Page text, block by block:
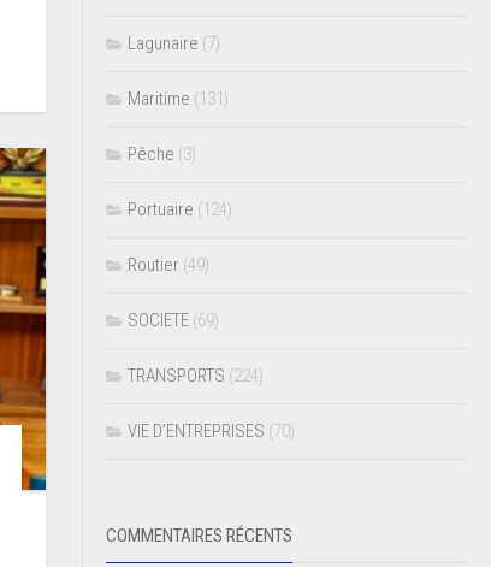
Lagunaire (7)
Maritime (131)
Pêche (3)
Portuaire (124)
Routier (49)
SOCIETE (69)
TRANSPORTS (224)
VIE D’ENTREPRISES (70)
COMMENTAIRES RÉCENTS